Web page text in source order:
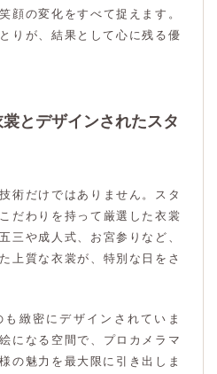
顔の変化をすべて捉えます。
りが、結果として心に残る優
とデザインされたスタ
術だけではありません。スタ
だわりを持って厳選した衣裳
三や成人式、お宮参りなど、
上質な衣裳が、特別な日をさ
緻密にデザインされていま
になる空間で、プロカメラマ
の魅力を最大限に引き出しま